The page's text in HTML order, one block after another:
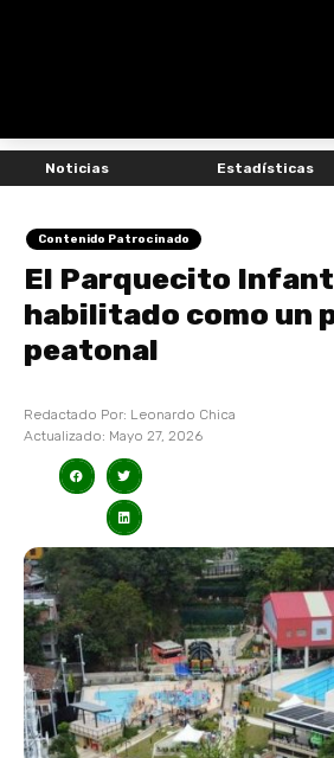
Noticias Estadísticas
Contenido Patrocinado
El Parquecito
habilitado como un
peatonal
Redactado Por: Leonardo Chica
Actualizado: Mayo 27, 2026